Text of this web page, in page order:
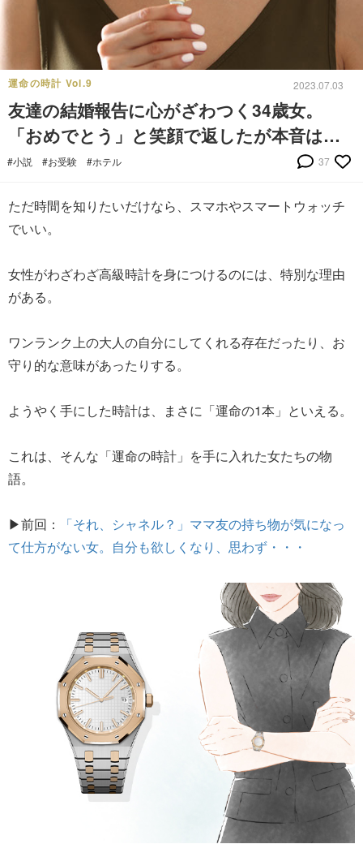
運命の時計 Vol.9 2023.07.03
友達の結婚報告に心がざわつく34歳女。
「おめでとう」と笑顔で返したが本音は…
#小説 #お受験 #ホテル 37
ただ時間を知りたいだけなら、スマホやスマートウォッチ
でいい。
女性がわざわざ高級時計を身につけるのには、特別な理由
がある。
ワンランク上の大人の自分にしてくれる存在だったり、お
守り的な意味があったりする。
ようやく手にした時計は、まさに「運命の1本」といえる。
これは、そんな「運命の時計」を手に入れた女たちの物
語。
▶前回：
「それ、シャネル？」ママ友の持ち物が気になっ
て仕方がない女。自分も欲しくなり、思わず・・・